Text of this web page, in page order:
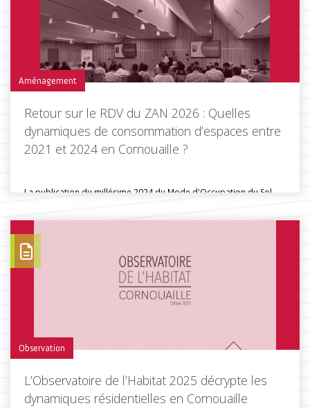
Aménagement
Retour sur le RDV du ZAN 2026 : Quelles
dynamiques de consommation d’espaces entre
2021 et 2024 en Cornouaille ?
La publication du millésime 2024 du Mode d'Occupation du Sol
Toutes les actus de cette rubrique
Observation
L’Observatoire de l’Habitat 2025 décrypte les
dynamiques résidentielles en Cornouaille